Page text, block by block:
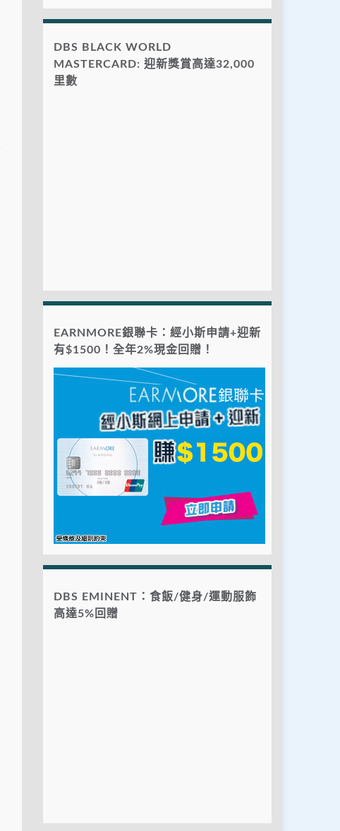
DBS BLACK WORLD
MASTERCARD: 迎新獎賞高達32,000
里數
EARNMORE銀聯卡：經小斯申請+迎新
有$1500！全年2%現金回贈！
DBS EMINENT：食飯/健身/運動服飾
高達5%回贈